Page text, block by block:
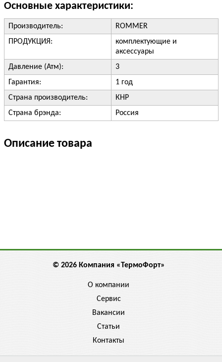
Основные характеристики:
Производитель:
ROMMER
ПРОДУКЦИЯ:
комплектующие и
аксессуары
Давление (Атм):
3
Гарантия:
1 год
Страна производитель:
КНР
Страна брэнда:
Россия
Описание товара
© 2026 Компания «ТермоФорт»
О компании
Сервис
Вакансии
Статьи
Контакты